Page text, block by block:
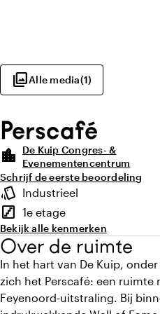
photo_libraryAlle media(1)
Perscafé
location_city
De Kuip Congres- &
Evenementencentrum
Schrijf de eerste beoordeling
Highlights
style
Sfeer en uitstraling
Industrieel
stairs
Verdieping
1e etage
Bekijk alle kenmerken
Over de ruimte
In het hart van De Kuip,
zich het Perscafé: een ruimte
Feyenoord-uitstraling. Bij